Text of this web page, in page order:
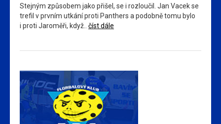
Stejným způsobem jako přišel, se i rozloučil. Jan Vacek se
trefil v prvním utkání proti Panthers a podobně tomu bylo
i proti Jaroměři, když.. číst dále